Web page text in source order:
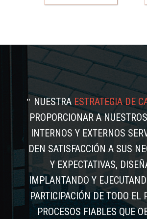
NUESTRAESTRATEGIA DE
PROPORCIONAR A
INTERNOS Y EXTERNOS
DEN SATISFACCIÓN A SUS
Y EXPECTATIVAS,
IMPLANTANDO Y
PARTICIPACIÓN DE TODO EL
PROCESOS FIABLES QUE